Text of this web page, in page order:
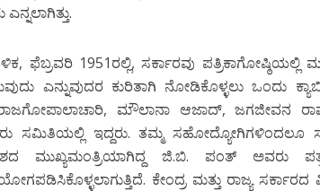
ಫೆಬ್ರವರಿ 1951ರಲ್ಲಿ, ಸರ್ಕಾರವು ಪತ್ರಿಕಾಗೋಷ್ಠಿಯಲ್ಲಿ
ಎನ್ನುವುದರ ಕುರಿತಾಗಿ ನೋಡಿಕೊಳ್ಳಲು ಒಂದು
ಮೌಲಾನಾ ಆಜಾದ್, ಜಗಜೀವನ
ಸಮಿತಿಯಲ್ಲಿ ಇದ್ದರು. ತಮ್ಮ ಸಹೋದ್ಯೋಗಿಗಳಿಂದಲೂ
ಮುಖ್ಯಮಂತ್ರಿಯಾಗಿದ್ದ ಜಿ.ಬಿ. ಪಂತ್ ಅವರು
ಕೇಂದ್ರ ಮತ್ತು ರಾಜ್ಯ ಸರ್ಕಾರದ